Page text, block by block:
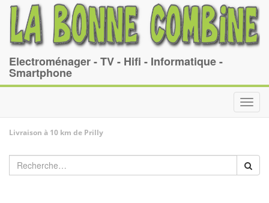
Electroménager - TV - Hifi - Informatique -
Smartphone
Livraison à 10 km de Prilly